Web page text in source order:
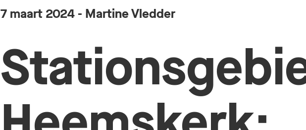
7 maart 2024- Martine Vledder